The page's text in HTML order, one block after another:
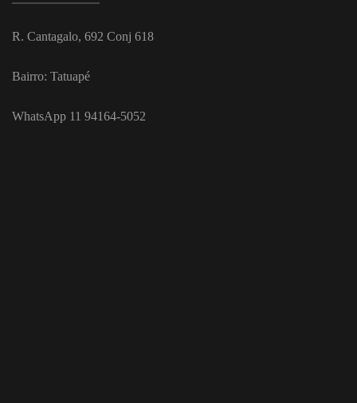
R. Cantagalo, 692 Conj 618
Bairro: Tatuapé
WhatsApp 11 94164-5052